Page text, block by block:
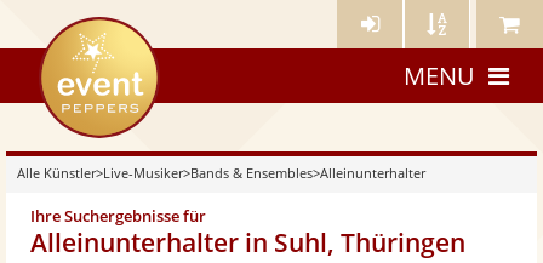
Künstler- Künstler Meine
eventpeppers
MENU
Alle Künstler>Live-Musiker>Bands & Ensembles>Alleinunterhalter
Ihre Suchergebnisse für
Alleinunterhalter in Suhl, Thüringen